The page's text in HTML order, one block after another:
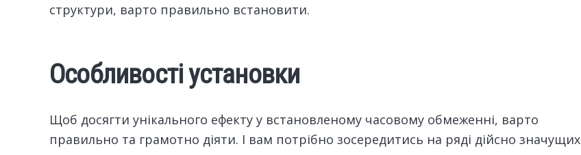
структури, варто правильно встановити.
Особливості установки
Щоб досягти унікального ефекту у встановленому часовому обмеженні, варто
правильно та грамотно діяти. І вам потрібно зосередитись на ряді дійсно значущих